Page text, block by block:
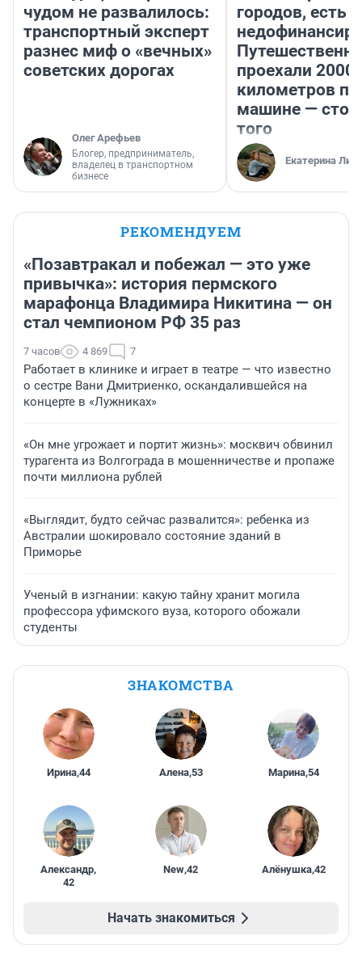
чудом не развалилось:
транспортный эксперт
разнес миф о «вечных»
советских дорогах
Олег Арефьев
Блогер, предприниматель,
владелец в транспортном
бизнесе
городов, есть
проехали 2000
километров по
машине —
того
Екатерина
РЕКОМЕНДУЕМ
«Позавтракал и побежал — это уже
привычка»: история пермского
марафонца Владимира Никитина — он
стал чемпионом РФ 35 раз
7 часов 4 869 7
Работает в клинике и играет в театре — что известно
о сестре Вани Дмитриенко, оскандалившейся на
концерте в «Лужниках»
«Он мне угрожает и портит жизнь»: москвич обвинил
турагента из Волгограда в мошенничестве и пропаже
почти миллиона рублей
«Выглядит, будто сейчас развалится»: ребенка из
Австралии шокировало состояние зданий в
Приморье
Ученый в изгнании: какую тайну хранит могила
профессора уфимского вуза, которого обожали
студенты
ЗНАКОМСТВА
Ирина,44 Алена,53 Марина,54
Александр,
42
New,42 Алёнушка,42
Начать знакомиться